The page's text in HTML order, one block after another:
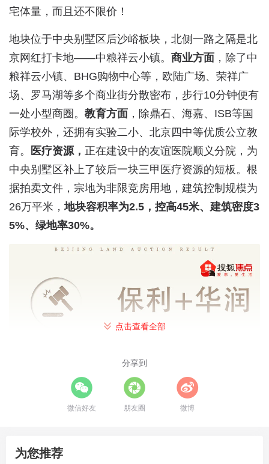
宅体量，而且还不限价！
地块位于中央别墅区后沙峪板块，北侧一路之隔是北
京网红打卡地——中粮祥云小镇。 商业方面 ，除了中
粮祥云小镇、BHG购物中心等，欧陆广场、荣祥广
场、罗马湖等多个商业街分散密布，步行10分钟便有
一处小型商圈。 教育方面 ，除鼎石、海嘉、ISB等国
际学校外，还拥有实验二小、北京四中等优质公立教
育。
医疗资源， 正在建设中的友谊医院顺义分院，为
中央别墅区补上了较后一块三甲医疗资源的短板。根
据拍卖文件，宗地为非限竞房用地，建筑控制规模为
26万平米，地块容积率为2.5，控高45米、建筑密度3
5%、绿地率30%。
点击查看全部
分享到
微信好友 朋友圈 微博
为您推荐